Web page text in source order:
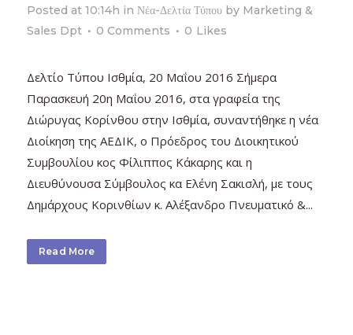
Posted at 10:14h inΝέα-Δελτία Τύπου by Marketing &
Sales Dpt
0 Comments 0 Likes
Δελτίο Τύπου Ισθμία, 20 Μαΐου 2016 Σήμερα
Παρασκευή 20η Μαΐου 2016, στα γραφεία της
Διώρυγας Κορίνθου στην Ισθμία, συναντήθηκε η νέα
Διοίκηση της ΑΕΔΙΚ, ο Πρόεδρος του Διοικητικού
Συμβουλίου κος Φίλιππος Κάκαρης και η
Διευθύνουσα Σύμβουλος κα Ελένη Σακισλή, με τους
Δημάρχους Κορινθίων κ. Αλέξανδρο Πνευματικό &...
Read More